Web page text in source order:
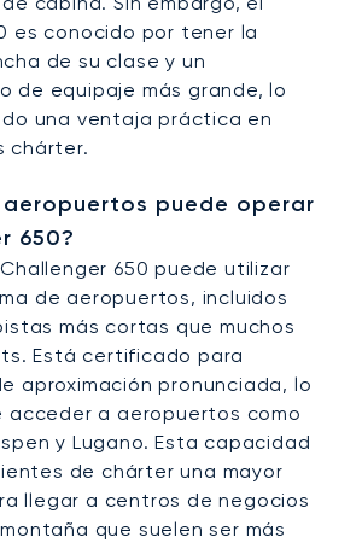
es conocido por tener la
de su clase y un
de equipaje más grande, lo
una ventaja práctica en
chárter.
aeropuertos puede operar
650?
650 puede utilizar
de aeropuertos, incluidos
más cortas que muchos
Está certificado para
aproximación pronunciada, lo
acceder a aeropuertos como
y Lugano. Esta capacidad
de chárter una mayor
llegar a centros de negocios
que suelen ser más